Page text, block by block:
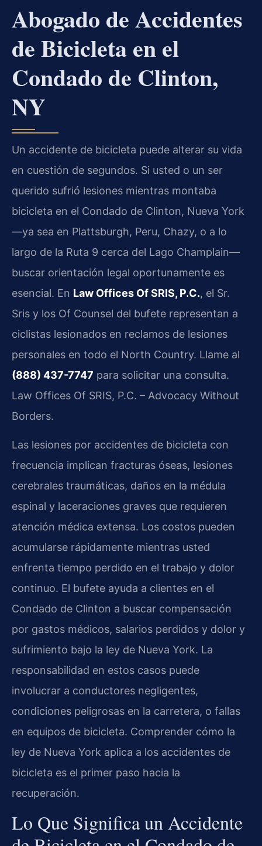
Abogado de Accidentes
de Bicicleta en el
Condado de Clinton,
NY
Un accidente de bicicleta puede alterar su vida
en cuestión de segundos. Si usted o un ser
querido sufrió lesiones mientras montaba
bicicleta en el Condado de Clinton, Nueva York
—ya sea en Plattsburgh, Peru, Chazy, o a lo
largo de la Ruta 9 cerca del Lago Champlain—
buscar orientación legal oportunamente es
esencial. En Law Offices Of SRIS, P.C., el Sr.
Sris y los Of Counsel del bufete representan a
ciclistas lesionados en reclamos de lesiones
personales en todo el North Country. Llame al
(888) 437-7747 para solicitar una consulta.
Law Offices Of SRIS, P.C. – Advocacy Without
Borders.
Las lesiones por accidentes de bicicleta con
frecuencia implican fracturas óseas, lesiones
cerebrales traumáticas, daños en la médula
espinal y laceraciones graves que requieren
atención médica extensa. Los costos pueden
acumularse rápidamente mientras usted
enfrenta tiempo perdido en el trabajo y dolor
continuo. El bufete ayuda a clientes en el
Condado de Clinton a buscar compensación
por gastos médicos, salarios perdidos y dolor y
sufrimiento bajo la ley de Nueva York. La
responsabilidad en estos casos puede
involucrar a conductores negligentes,
condiciones peligrosas en la carretera, o fallas
en equipos de bicicleta. Comprender cómo la
ley de Nueva York aplica a los accidentes de
bicicleta es el primer paso hacia la
recuperación.
Lo Que Significa un Accidente